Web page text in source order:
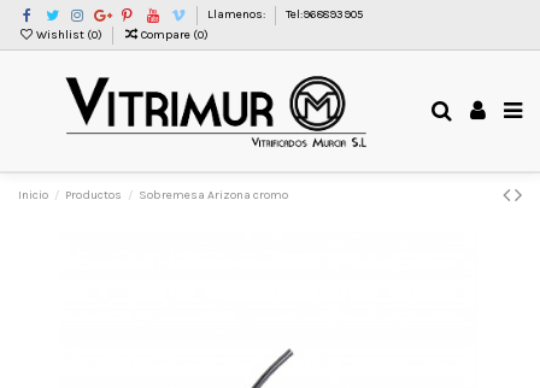
Llamenos:
Tel:968893905
Wishlist (0) Compare (0)
Inicio Productos Sobremesa Arizona cromo